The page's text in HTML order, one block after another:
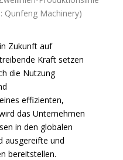
Qunfeng Machinery)
Zukunft auf
Kraft setzen
die Nutzung
effizienten,
das Unternehmen
in den globalen
ausgereifte und
bereitstellen.